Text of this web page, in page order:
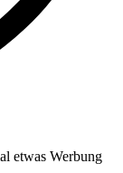
etwas Werbung